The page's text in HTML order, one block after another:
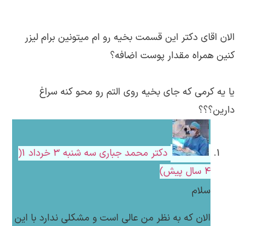
الان اقای دکتر این قسمت بخیه رو ام میتونین برام لیزر
کنین همراه مقدار پوست اضافه؟
یا یه کرمی که جای بخیه روی التم رو محو کنه سراغ
دارین؟؟؟
دکتر محمد جباری
سه شنبه ۳ خرداد ۱(
4 سال پیش)
سلام
الان که به نظر من عالی است و مشکلی ندارد با این